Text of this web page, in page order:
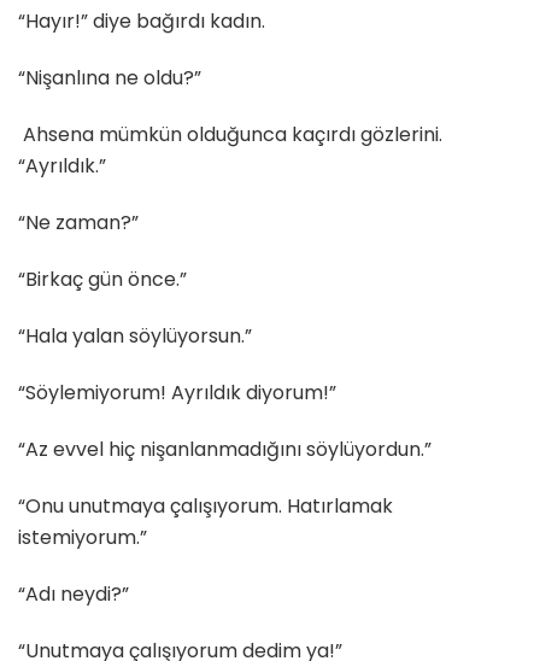
“Hayır!” diye bağırdı kadın.
“Nişanlına ne oldu?”
Ahsena mümkün olduğunca kaçırdı gözlerini.
“Ayrıldık.”
“Ne zaman?”
“Birkaç gün önce.”
“Hala yalan söylüyorsun.”
“Söylemiyorum! Ayrıldık diyorum!”
“Az evvel hiç nişanlanmadığını söylüyordun.”
“Onu unutmaya çalışıyorum. Hatırlamak
istemiyorum.”
“Adı neydi?”
“Unutmaya çalışıyorum dedim ya!”